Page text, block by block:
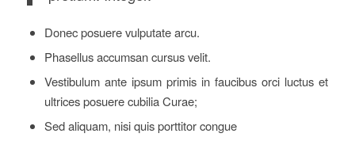
Donec posuere vulputate arcu.
Phasellus accumsan cursus velit.
Vestibulum ante ipsum primis in faucibus orci luctus et
ultrices posuere cubilia Curae;
Sed aliquam, nisi quis porttitor congue